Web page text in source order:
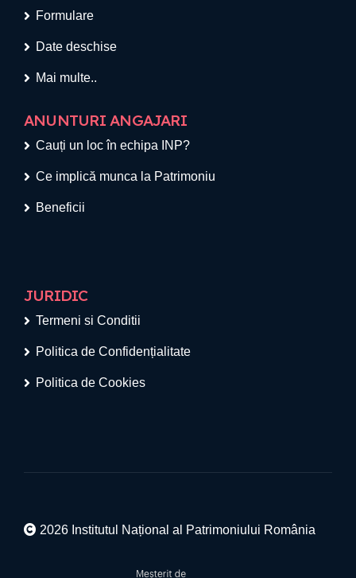
Formulare
Date deschise
Mai multe..
ANUNTURI ANGAJARI
Cauți un loc în echipa INP?
Ce implică munca la Patrimoniu
Beneficii
JURIDIC
Termeni si Conditii
Politica de Confidențialitate
Politica de Cookies
2026 Institutul Național al Patrimoniului România